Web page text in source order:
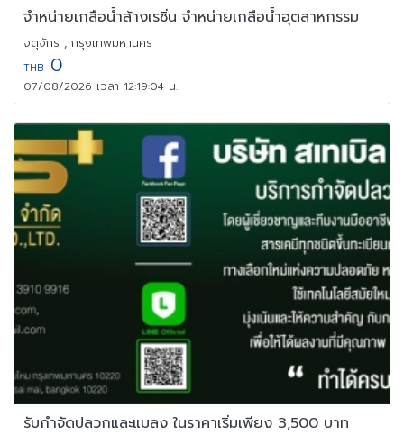
จำหน่ายเกลือน้ำล้างเรซิ่น จำหน่ายเกลือน้ำอุตสาหกรรม
จตุจักร , กรุงเทพมหานคร
THB 0
07/08/2026 เวลา 12:19:04 น.
รับกำจัดปลวกและแมลง ในราคาเริ่มเพียง 3,500 บาท